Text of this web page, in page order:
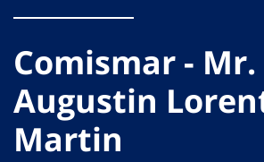
Comismar - Mr.
Augustin
Martin